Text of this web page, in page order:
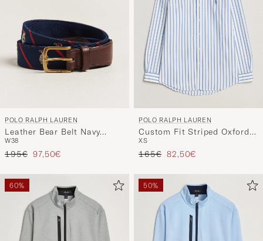
POLO RALPH LAUREN
Leather Bear Belt Navy
Multi
W38
Regulärer Preis
195€ Reduzierter Preis
97,50€
POLO RALPH LAUREN
Custom Fit Striped Oxford
Shirt Blue
XS
Regulärer Preis
165€ Reduzierter Preis
82,50€
60% 50%